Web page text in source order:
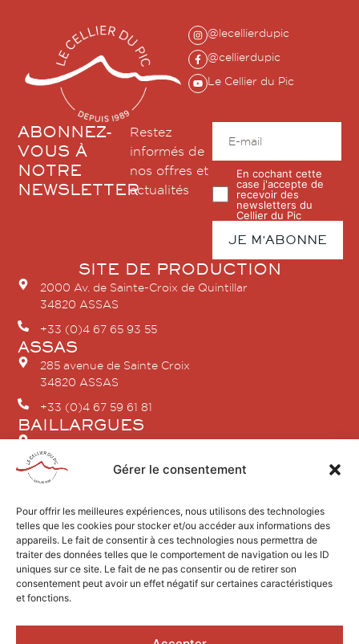
Gérer le consentement
Pour offrir les meilleures expériences, nous utilisons des technologies
telles que les cookies pour stocker et/ou accéder aux informations des
appareils. Le fait de consentir à ces technologies nous permettra de
traiter des données telles que le comportement de navigation ou les ID
uniques sur ce site. Le fait de ne pas consentir ou de retirer son
consentement peut avoir un effet négatif sur certaines caractéristiques
et fonctions.
@lecellierdupic
@cellierdupic
Le Cellier du Pic
ABONNEZ-
VOUS À
NOTRE
NEWSLETTER
Restez
informés de
nos offres et
actualités
En cochant cette
case j'accepte de
recevoir des
newsletters du
Cellier du Pic
SITE DE PRODUCTION
2000 Av. de Sainte-Croix de Quintillar
34820 ASSAS
+33 (0)4 67 65 93 55
ASSAS
285 avenue de Sainte Croix
34820 ASSAS
+33 (0)4 67 59 61 81
BAILLARGUES
2 Rue Jean Vilar
34670 BAILLARGUES
SAINT-GELY-DU-FESC
2 avenue du Pic Saint Loup
34980 SAINT GÉLY DU FESC
+33 (0)4 67 84 21 96